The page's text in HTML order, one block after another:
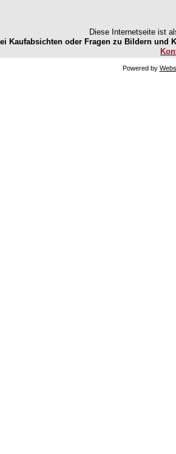
Diese Internetseite ist
Kaufabsichten oder Fragen zu Bildern
Powered by